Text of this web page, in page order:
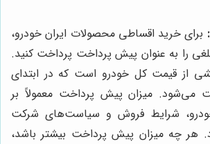
برای خرید اقساطی محصولات ایران خودرو،
را به عنوان پیش پرداخت پرداخت کنید.
از قیمت کل خودرو است که در ابتدای
می‌شود. میزان پیش پرداخت معمولاً بر
شرایط فروش و سیاست‌های شرکت
هر چه میزان پیش پرداخت بیشتر باشد،